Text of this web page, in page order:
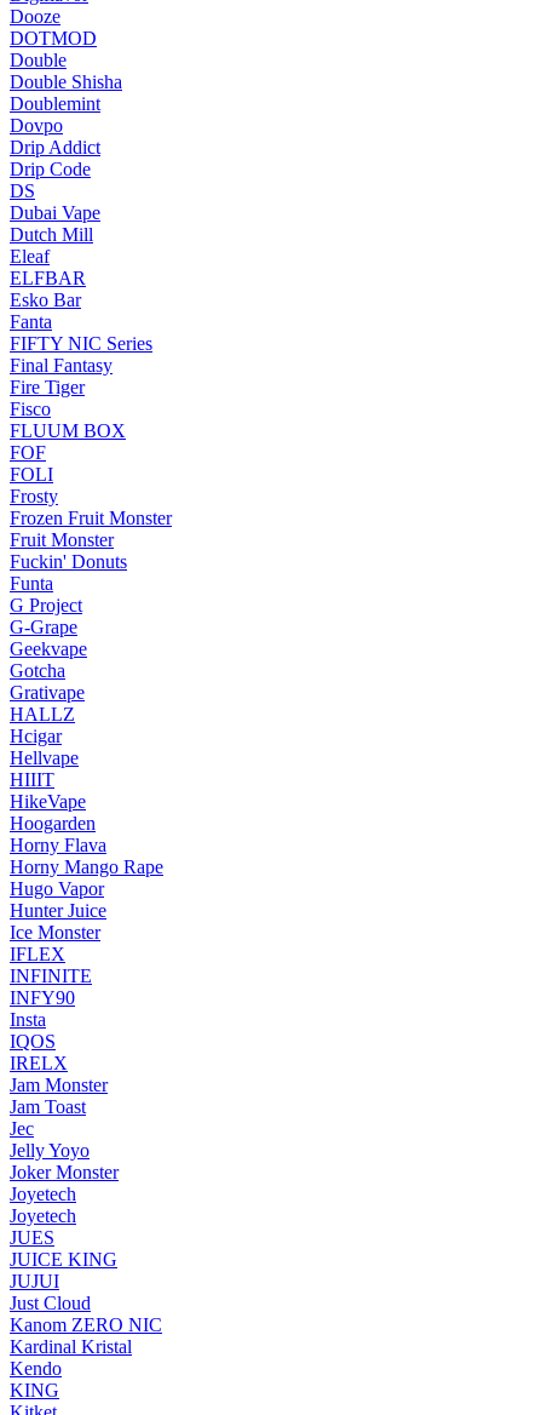
Dooze
DOTMOD
Double
Double Shisha
Doublemint
Dovpo
Drip Addict
Drip Code
DS
Dubai Vape
Dutch Mill
Eleaf
ELFBAR
Esko Bar
Fanta
FIFTY NIC Series
Final Fantasy
Fire Tiger
Fisco
FLUUM BOX
FOF
FOLI
Frosty
Frozen Fruit Monster
Fruit Monster
Fuckin' Donuts
Funta
G Project
G-Grape
Geekvape
Gotcha
Grativape
HALLZ
Hcigar
Hellvape
HIIIT
HikeVape
Hoogarden
Horny Flava
Horny Mango Rape
Hugo Vapor
Hunter Juice
Ice Monster
IFLEX
INFINITE
INFY90
Insta
IQOS
IRELX
Jam Monster
Jam Toast
Jec
Jelly Yoyo
Joker Monster
Joyetech
Joyetech
JUES
JUICE KING
JUJUI
Just Cloud
Kanom ZERO NIC
Kardinal Kristal
Kendo
KING